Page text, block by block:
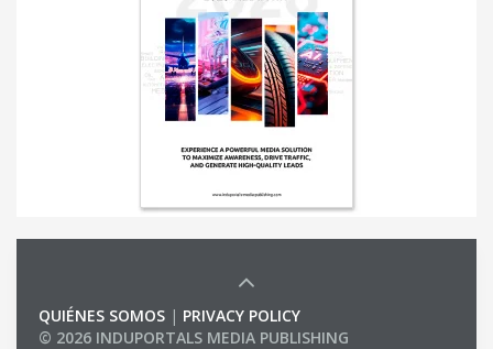
QUIÉNES SOMOS | PRIVACY POLICY
© 2026 INDUPORTALS MEDIA PUBLISHING